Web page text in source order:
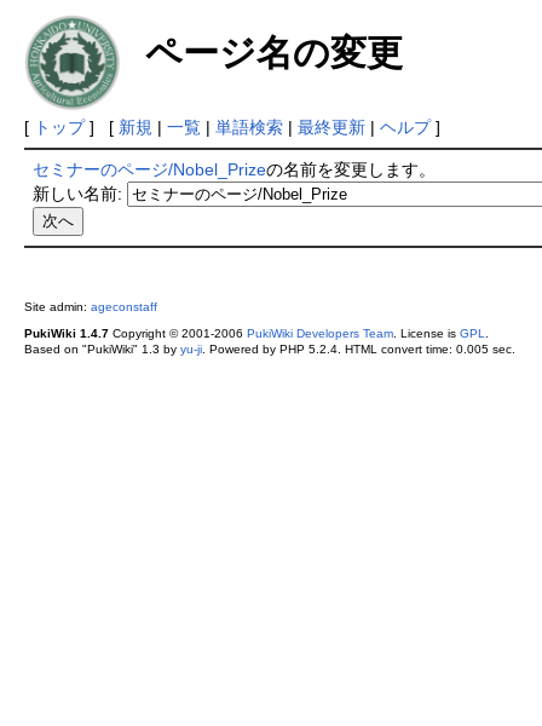
ページ名の変更
[ トップ] [ 新規 | 一覧| 単語検索| 最終更新| ヘルプ]
セミナーのページ/Nobel_Prizeの名前を変更します。
新しい名前:
Site admin: ageconstaff
PukiWiki 1.4.7Copyright © 2001-2006 PukiWiki Developers Team. License is GPL
Based on "PukiWiki" 1.3 by yu-ji. Powered by PHP 5.2.4. HTML convert time: 0.005 sec.